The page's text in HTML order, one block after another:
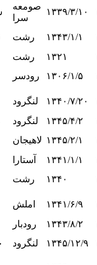
صومعه
سرا
۱۳۳۹/۳/۱۰
رشت ۱۳۴۳/۱/۱
رشت ۱۳۲۱
رودسر ۱۳۰۶/۱/۵
لنگرود ۱۳۴۰/۷/۲۰
لنگرود ۱۳۴۵/۴/۲
لاهیجان ۱۳۴۵/۲/۱
آستارا ۱۳۴۱/۱/۱
رشت ۱۳۴۰
املش ۱۳۴۱/۶/۹
رودبار ۱۳۴۳/۸/۲
لنگرود ۱۳۴۵/۱۲/۹